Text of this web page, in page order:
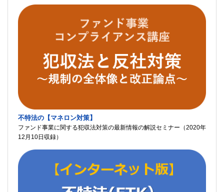
不特法の【マネロン対策】
ファンド事業に関する犯収法対策の最新情報の解説セミナー（2020年
12月10日収録）